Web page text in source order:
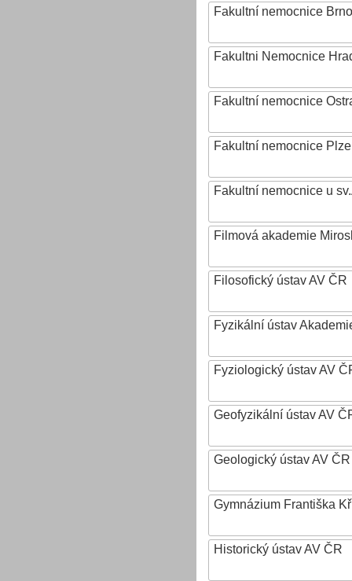
Fakultní nemocnice Brno
Fakultni Nemocnice
Fakultní nemocnice
Fakultní nemocnice
Fakultní nemocnice u
Filmová akademie
Filosofický ústav AV ČR
Fyzikální ústav
Fyziologický ústav AV
Geofyzikální ústav AV
Geologický ústav AV ČR
Gymnázium Františka
Historický ústav AV ČR